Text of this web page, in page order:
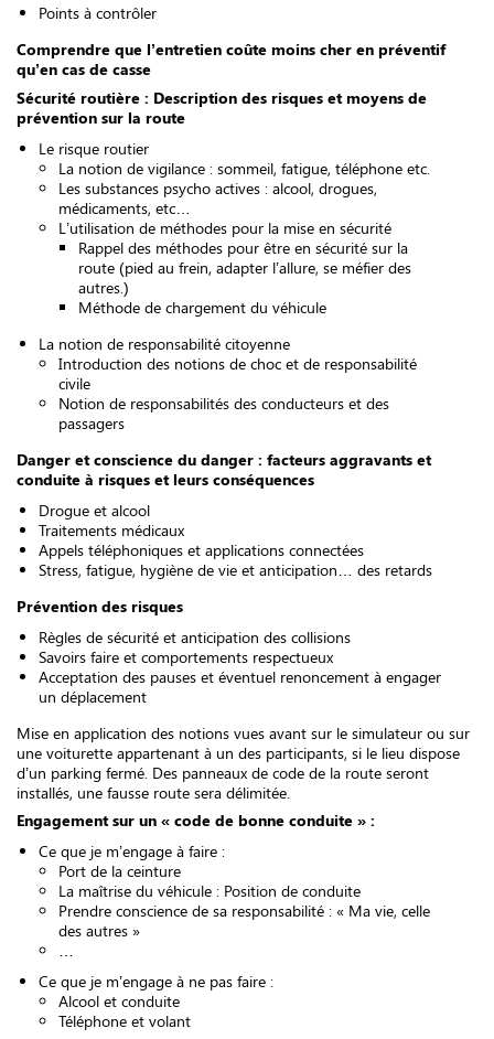
Points à contrôler
Comprendre que l’entretien coûte moins cher en préventif
qu’en cas de casse
Sécurité routière : Description des risques et moyens de
prévention sur la route
Le risque routier
La notion de vigilance : sommeil, fatigue, téléphone etc.
Les substances psycho actives : alcool, drogues,
médicaments, etc…
L’utilisation de méthodes pour la mise en sécurité
Rappel des méthodes pour être en sécurité sur la
route (pied au frein, adapter l’allure, se méfier des
autres.)
Méthode de chargement du véhicule
La notion de responsabilité citoyenne
Introduction des notions de choc et de responsabilité
civile
Notion de responsabilités des conducteurs et des
passagers
Danger et conscience du danger : facteurs aggravants et
conduite à risques et leurs conséquences
Drogue et alcool
Traitements médicaux
Appels téléphoniques et applications connectées
Stress, fatigue, hygiène de vie et anticipation… des retards
Prévention des risques
Règles de sécurité et anticipation des collisions
Savoirs faire et comportements respectueux
Acceptation des pauses et éventuel renoncement à engager
un déplacement
Mise en application des notions vues avant sur le simulateur ou sur
une voiturette appartenant à un des participants, si le lieu dispose
d’un parking fermé. Des panneaux de code de la route seront
installés, une fausse route sera délimitée.
Engagement sur un « code de bonne conduite » :
Ce que je m’engage à faire :
Port de la ceinture
La maîtrise du véhicule : Position de conduite
Prendre conscience de sa responsabilité : « Ma vie, celle
des autres »
…
Ce que je m’engage à ne pas faire :
Alcool et conduite
Téléphone et volant